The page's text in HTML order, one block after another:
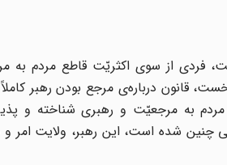
فردی از سوی اکثریّت قاطع مردم به
قانون دربارهی مرجع بودن رهبر
به مرجعیّت و رهبری شناخته و
چنین شده است، این رهبر، ولایت امر